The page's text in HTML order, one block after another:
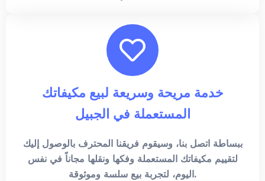
خدمة مريحة وسريعة لبيع مكيفاتك
المستعملة في الجبيل
ببساطة اتصل بنا، وسيقوم فريقنا المحترف بالوصول إليك
لتقييم مكيفاتك المستعملة وفكها ونقلها مجاناً في نفس
اليوم، لتجربة بيع سلسة وموثوقة.